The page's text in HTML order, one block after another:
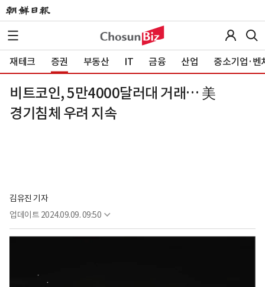
재테크 증권 부동산 IT 금융 산업 중소기업·벤
비트코인, 5만4000달러대 거래… 美
경기침체 우려 지속
김유진 기자
업데이트 2024.09.09. 09:50